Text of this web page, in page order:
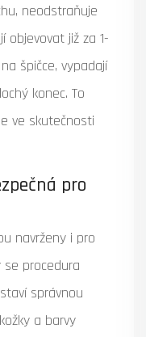
neodstraňuje
objevovat již za 1-
špičce, vypadají
konec. To
ve skutečnosti
pro
navrženy i pro
se procedura
správnou
a barvy